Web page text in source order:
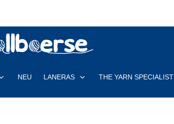
NEU LANERAS THE YARN SPECIALIST